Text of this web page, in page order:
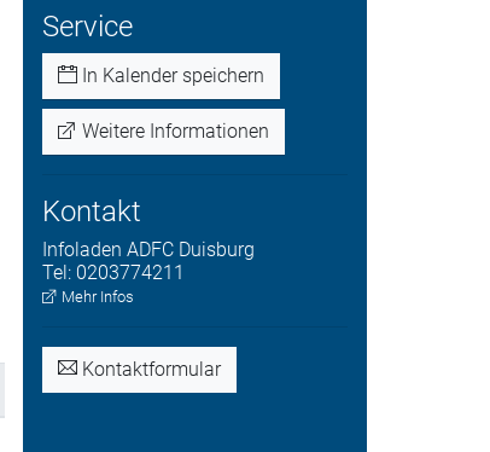
Service
In Kalender speichern
Weitere Informationen
Kontakt
Infoladen ADFC Duisburg
Tel: 0203774211
Mehr Infos
Kontaktformular